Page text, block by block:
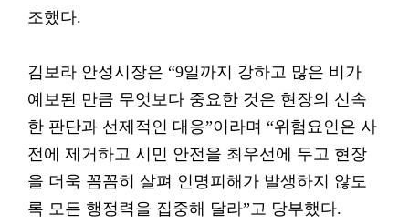
조했다.
김보라 안성시장은 “9일까지 강하고 많은 비가
예보된 만큼 무엇보다 중요한 것은 현장의 신속
한 판단과 선제적인 대응”이라며 “위험요인은 사
전에 제거하고 시민 안전을 최우선에 두고 현장
을 더욱 꼼꼼히 살펴 인명피해가 발생하지 않도
록 모든 행정력을 집중해 달라”고 당부했다.